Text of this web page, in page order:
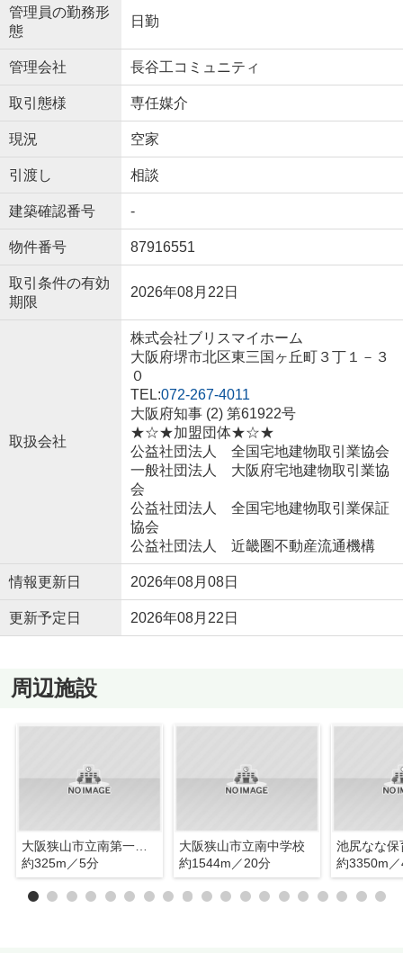
管理員の勤務形
態
日勤
管理会社 長谷工コミュニティ
取引態様 専任媒介
現況 空家
引渡し 相談
建築確認番号 -
物件番号 87916551
取引条件の有効
期限
2026年08月22日
取扱会社
株式会社ブリスマイホーム
大阪府堺市北区東三国ヶ丘町３丁１－３
０
TEL:072-267-4011
大阪府知事 (2) 第61922号
★☆★加盟団体★☆★
公益社団法人 全国宅地建物取引業協会
一般社団法人 大阪府宅地建物取引業協
会
公益社団法人 全国宅地建物取引業保証
協会
公益社団法人 近畿圏不動産流通機構
情報更新日 2026年08月08日
更新予定日 2026年08月22日
周辺施設
大阪狭山市立南第一小学校
約325m／5分
大阪狭山市立南中学校
約1544m／20分
池尻なな保
約3350m